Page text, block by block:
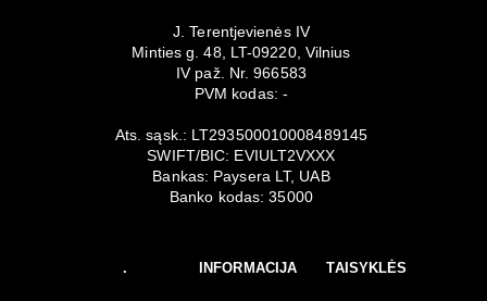
J. Terentjevienės IV
Minties g. 48, LT-09220, Vilnius
IV paž. Nr. 966583
PVM kodas: -
Ats. sąsk.: LT293500010008489145
SWIFT/BIC: EVIULT2VXXX
Bankas: Paysera LT, UAB
Banko kodas: 35000
. INFORMACIJA TAISYKLĖS